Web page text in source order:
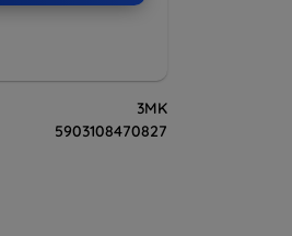
3MK
5903108470827